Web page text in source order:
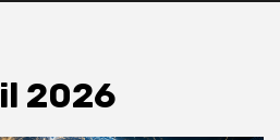
2026